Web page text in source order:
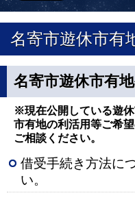
名寄市遊休市有
名寄市遊休市有
※現在公開している遊休
市有地の利活用等ご希
ご相談ください。
借受手続き方法に
い。